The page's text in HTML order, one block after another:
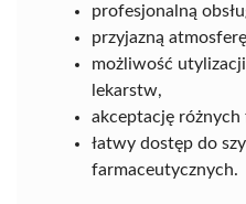
profesjonalną
przyjazną
możliwość
lekarstw,
akceptację różnych
łatwy dostęp do
farmaceutycznych.